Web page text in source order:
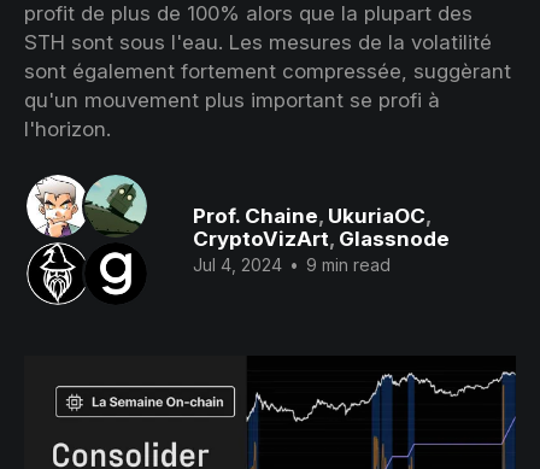
profit de plus de 100% alors que la plupart des
STH sont sous l'eau. Les mesures de la volatilité
sont également fortement compressée, suggèrant
qu'un mouvement plus important se profi à
l'horizon.
Prof. Chaine, UkuriaOC,
CryptoVizArt, Glassnode
Jul 4, 2024 • 9 min read